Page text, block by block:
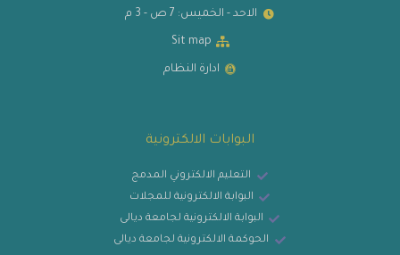
الاحد - الخميس: 7 ص - 3 م
Sit map
ادارة النظام
البوابات الالكترونية
التعليم الالكتروني المدمج
البوابة الالكترونية للمجلات
البوابة الالكترونية لجامعة ديالى
الحوكمة الالكترونية لجامعة ديالى